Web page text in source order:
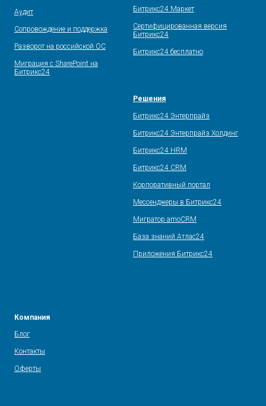
Аудит
Сопровождение и поддержка
Разворот на российской ОС
Миграция с SharePoint на
Битрикс24
Битрикс24 Маркет
Сертифицированная версия
Битрикс24
Битрикс24 бесплатно
Решения
Битрикс24 Энтерпрайз
Битрикс24 Энтерпрайз Холдинг
Битрикс24 HRM
Битрикс24 CRM
Корпоративный портал
Мессенджеры в Битрикс24
Мигратор amoCRM
База знаний Атлас24
Приложения Битрикс24
Компания
Блог
Контакты
Оферты